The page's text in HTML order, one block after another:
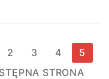
2 3 4
5
STRONA